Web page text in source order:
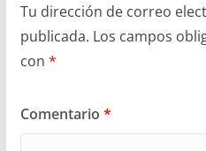
Tu dirección de correo
publicada. Los campos
con *
Comentario *